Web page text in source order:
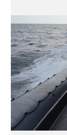
Unmute